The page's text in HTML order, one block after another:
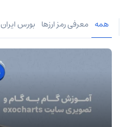
همه معرفی رمز ارزها بورس ایران